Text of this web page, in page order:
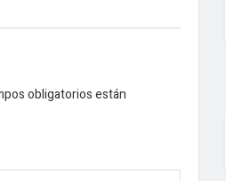
obligatorios están